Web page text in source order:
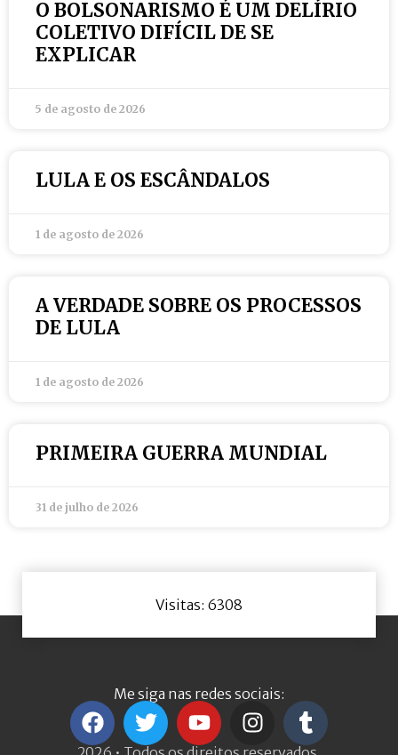
O BOLSONARISMO É UM DELÍRIO
COLETIVO DIFÍCIL DE SE
EXPLICAR
5 de agosto de 2026
LULA E OS ESCÂNDALOS
1 de agosto de 2026
A VERDADE SOBRE OS PROCESSOS
DE LULA
1 de agosto de 2026
PRIMEIRA GUERRA MUNDIAL
31 de julho de 2026
Visitas: 6308
Me siga nas redes sociais: